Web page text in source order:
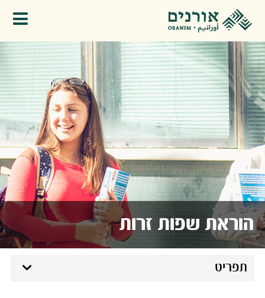
הוראת שפות זרות
תפריט